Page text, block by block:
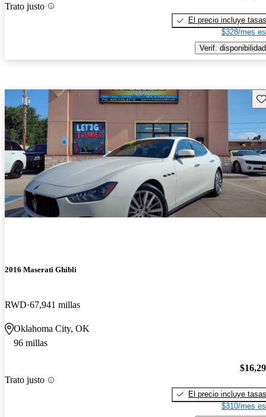
Trato justo
El precio incluye tasas
$328/mes
Verif. disponibilidad
2016 Maserati Ghibli
RWD 67,941 millas
Oklahoma City, OK
96 millas
Trato justo
El precio incluye tasas
$310/mes